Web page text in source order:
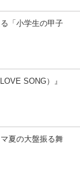
「小学生の甲子
SONG）』
夏の大盤振る舞